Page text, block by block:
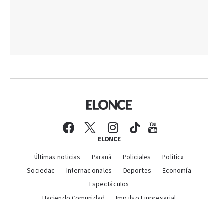
ELONCE
Últimas noticias Paraná Policiales
Política
Sociedad
Internacionales Deportes
Economía
Espectáculos